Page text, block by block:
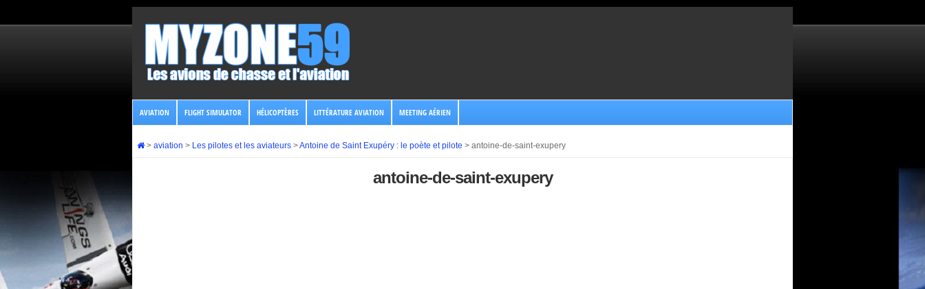
AVIATION FLIGHT SIMULATOR HÉLICOPTÈRES LITTÉRATURE AVIATION MEETING AÉRIEN
> aviation > Les pilotes et les aviateurs >Antoine de Saint Exupéry : le poète et pilote > antoine-de-saint-exupery
antoine-de-saint-exupery